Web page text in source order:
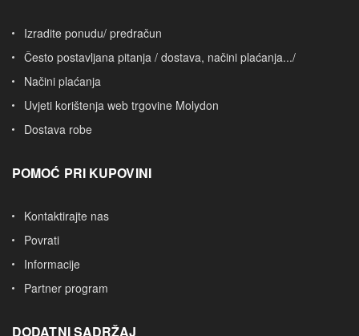
Izradite ponudu/ predračun
Često postavljana pitanja / dostava, načini plaćanja.../
Načini plaćanja
Uvjeti korištenja web trgovine Molydon
Dostava robe
POMOĆ PRI KUPOVINI
Kontaktirajte nas
Povrati
Informacije
Partner program
DODATNI SADRŽAJ